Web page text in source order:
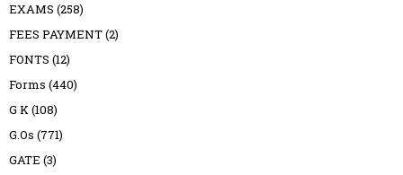
EXAMS (258)
FEES PAYMENT(2)
FONTS (12)
Forms (440)
G K(108)
G.Os (771)
GATE (3)